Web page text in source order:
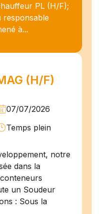
PL (H/F);
responsable
à...
(H/F)
07/07/2026
Temps plein
notre
dans la
un Soudeur
: Sous la